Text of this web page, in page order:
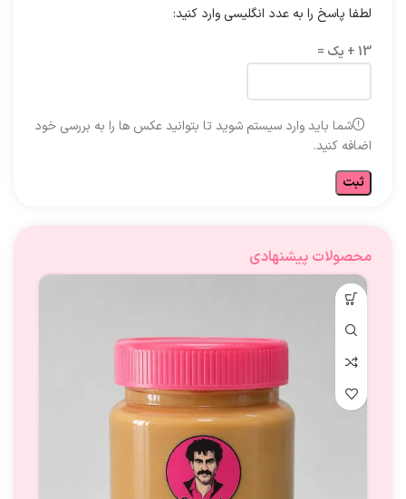
لطفا پاسخ را به عدد انگلیسی وارد کنید:
13 + یک =
شما باید وارد سیستم شوید تا بتوانید عکس ها را به بررسی خود
اضافه کنید.
محصولات پیشنهادی